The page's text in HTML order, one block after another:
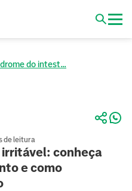
do intest...
de leitura
conheça
e como